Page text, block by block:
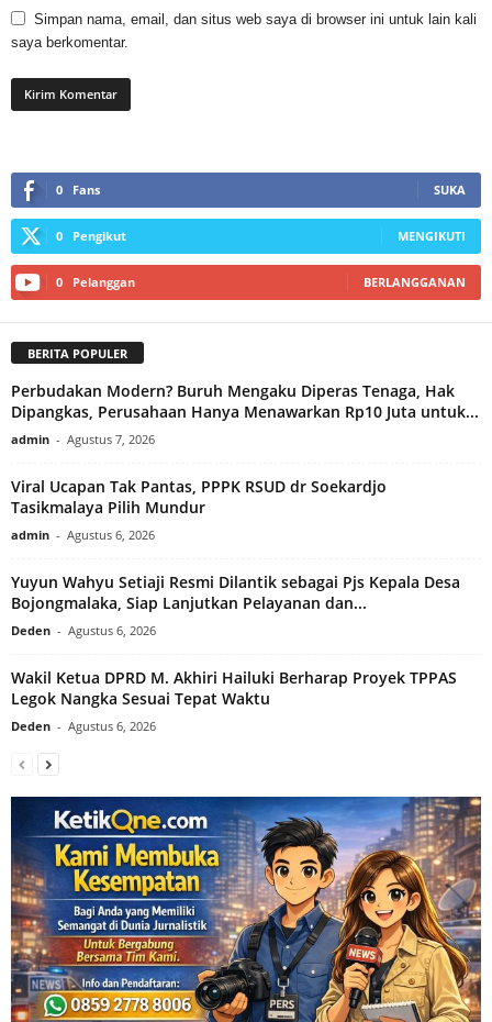
Simpan nama, email, dan situs web saya di browser ini untuk lain kali
saya berkomentar.
0 Fans SUKA
0 Pengikut MENGIKUTI
0 Pelanggan BERLANGGANAN
BERITA POPULER
Perbudakan Modern? Buruh Mengaku Diperas Tenaga, Hak
Dipangkas, Perusahaan Hanya Menawarkan Rp10 Juta untuk...
admin - Agustus 7, 2026
Viral Ucapan Tak Pantas, PPPK RSUD dr Soekardjo
Tasikmalaya Pilih Mundur
admin - Agustus 6, 2026
Yuyun Wahyu Setiaji Resmi Dilantik sebagai Pjs Kepala Desa
Bojongmalaka, Siap Lanjutkan Pelayanan dan...
Deden - Agustus 6, 2026
Wakil Ketua DPRD M. Akhiri Hailuki Berharap Proyek TPPAS
Legok Nangka Sesuai Tepat Waktu
Deden - Agustus 6, 2026